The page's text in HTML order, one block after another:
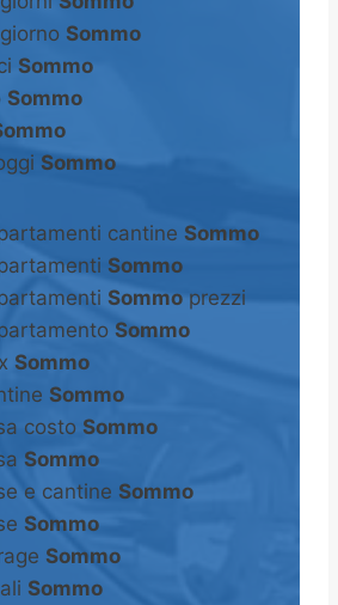
Sommo
Sommo
Sommo
Sommo
cantine Sommo
Sommo
Sommo prezzi
Sommo
Sommo
Sommo
costo Sommo
Sommo
e cantine Sommo
Sommo
Sommo
Sommo